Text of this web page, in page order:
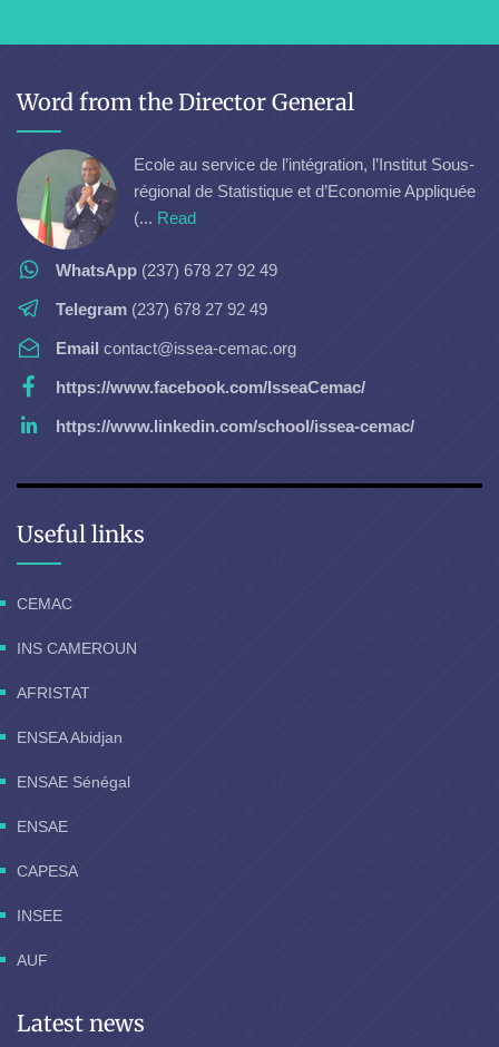
Word from the Director General
Ecole au service de l’intégration, l’Institut Sous-
régional de Statistique et d’Economie Appliquée
(... Read
WhatsApp (237) 678 27 92 49
Telegram (237) 678 27 92 49
Email contact@issea-cemac.org
https://www.facebook.com/IsseaCemac/
https://www.linkedin.com/school/issea-cemac/
Useful links
CEMAC
INS CAMEROUN
AFRISTAT
ENSEA Abidjan
ENSAE Sénégal
ENSAE
CAPESA
INSEE
AUF
Latest news